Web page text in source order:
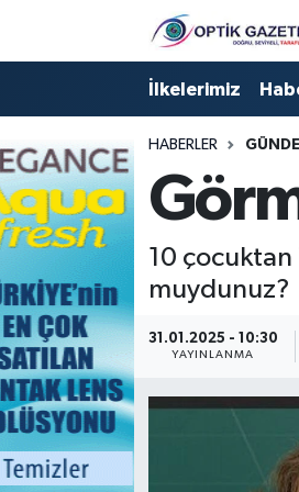
İlkelerimiz
HABERLER
10 çocuktan
muydunuz?
31.01.2025 - 10:30
YAYINLANMA
Nöbetçi Eczaneler
Hava Durumu
İstanbul Namaz Vakitleri
Trafik Durumu
Süper Lig Puan Durumu ve
Tüm Manşetler
Son Dakika Haberleri
Haber Arşivi